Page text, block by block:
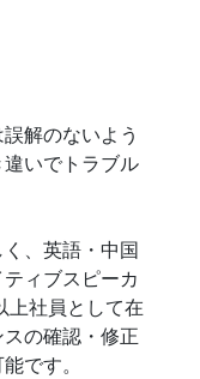
解のないよう
いでトラブル
、英語・中国
ィブスピーカ
上社員として在
の確認・修正
です。